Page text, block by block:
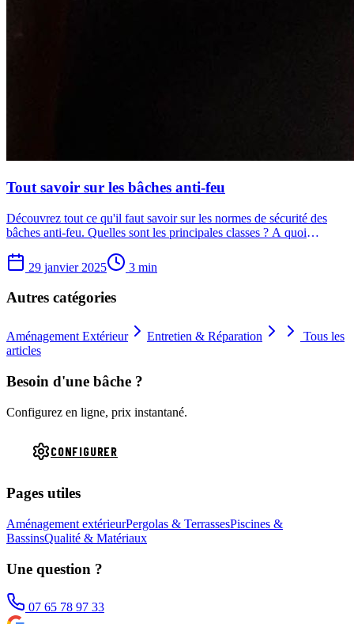
Tout savoir sur les bâches anti-feu
Découvrez tout ce qu'il faut savoir sur les normes de sécurité des
bâches anti-feu. Quelles sont les principales classes ? A quoi
29 janvier 2025
3 min
Autres catégories
Aménagement Extérieur Entretien & Réparation
Tous les
articles
Besoin d'une bâche ?
Configurez en ligne, prix instantané.
CONFIGURER
Pages utiles
Aménagement extérieurPergolas & TerrassesPiscines &
BassinsQualité & Matériaux
Une question ?
07 65 78 97 33